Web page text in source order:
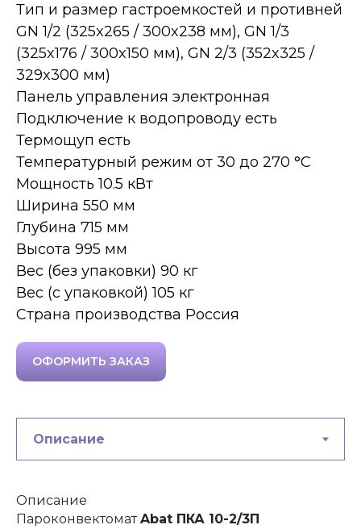
Тип и размер гастроемкостей и противней
GN 1/2 (325x265 / 300x238 мм), GN 1/3
(325x176 / 300x150 мм), GN 2/3 (352x325 /
329x300 мм)
Панель управления электронная
Подключение к водопроводу есть
Термощуп есть
Температурный режим от 30 до 270 °С
Мощность 10.5 кВт
Ширина 550 мм
Глубина 715 мм
Высота 995 мм
Вес (без упаковки) 90 кг
Вес (с упаковкой) 105 кг
Страна производства Россия
ОФОРМИТЬ ЗАКАЗ
Описание
ПароконвектоматAbat ПКА 10-2/3П